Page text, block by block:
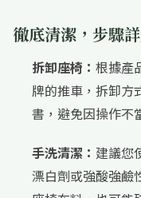
徹底清潔，步驟詳
拆卸座椅： 根據產
牌的推車，拆卸方
書，避免因操作不
手洗清潔： 建議您
漂白劑或強酸強鹼